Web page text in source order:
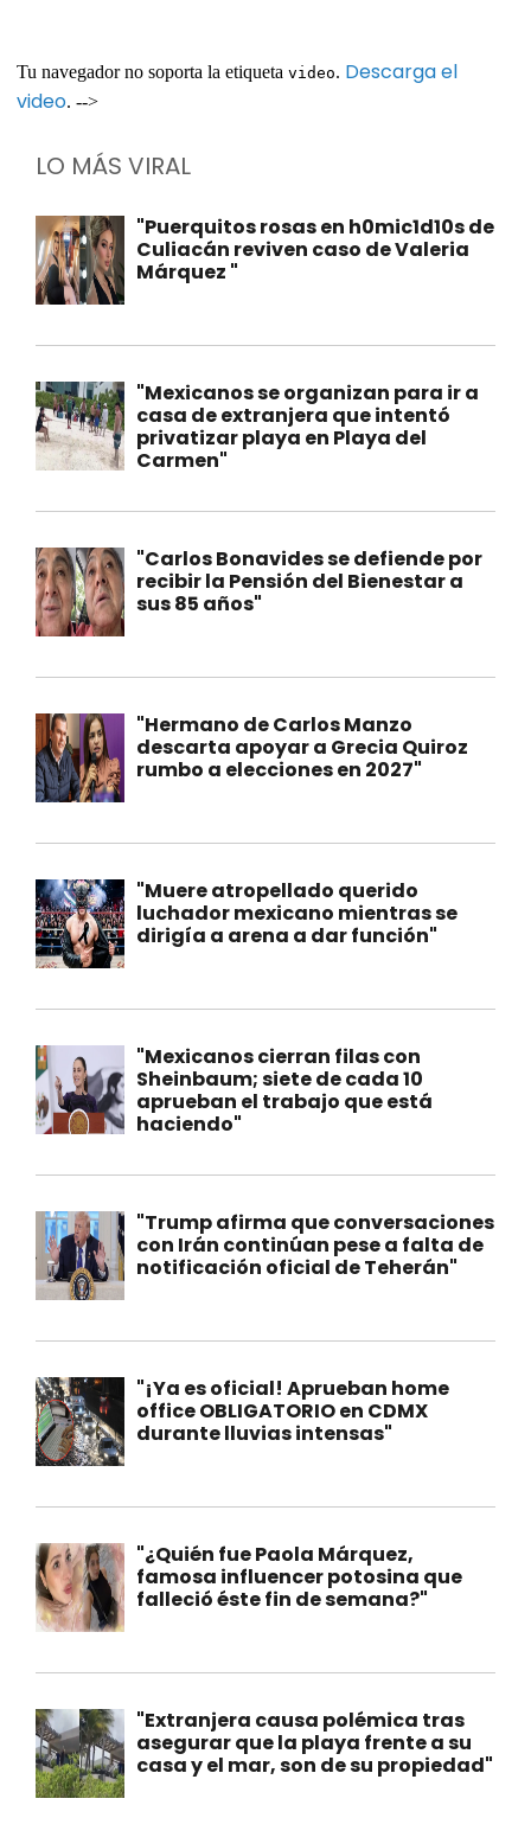
Tu navegador no soporta la etiqueta video. Descarga el
video. -->
LO MÁS VIRAL
"Puerquitos rosas en h0mic1d10s de
Culiacán reviven caso de Valeria
Márquez "
"Mexicanos se organizan para ir a
casa de extranjera que intentó
privatizar playa en Playa del
Carmen"
"Carlos Bonavides se defiende por
recibir la Pensión del Bienestar a
sus 85 años"
"Hermano de Carlos Manzo
descarta apoyar a Grecia Quiroz
rumbo a elecciones en 2027"
"Muere atropellado querido
luchador mexicano mientras se
dirigía a arena a dar función"
"Mexicanos cierran filas con
Sheinbaum; siete de cada 10
aprueban el trabajo que está
haciendo"
"Trump afirma que conversaciones
con Irán continúan pese a falta de
notificación oficial de Teherán"
"¡Ya es oficial! Aprueban home
office OBLIGATORIO en CDMX
durante lluvias intensas"
"¿Quién fue Paola Márquez,
famosa influencer potosina que
falleció éste fin de semana?"
"Extranjera causa polémica tras
asegurar que la playa frente a su
casa y el mar, son de su propiedad"